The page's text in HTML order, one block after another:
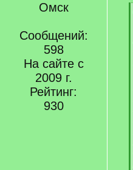
Омск
Сообщений:
598
На сайте с
2009 г.
Рейтинг:
930